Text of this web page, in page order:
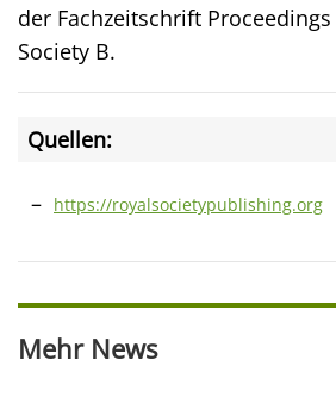
der Fachzeitschrift
Society B.
Quellen:
https://royalsocietypublishing.org
Mehr News